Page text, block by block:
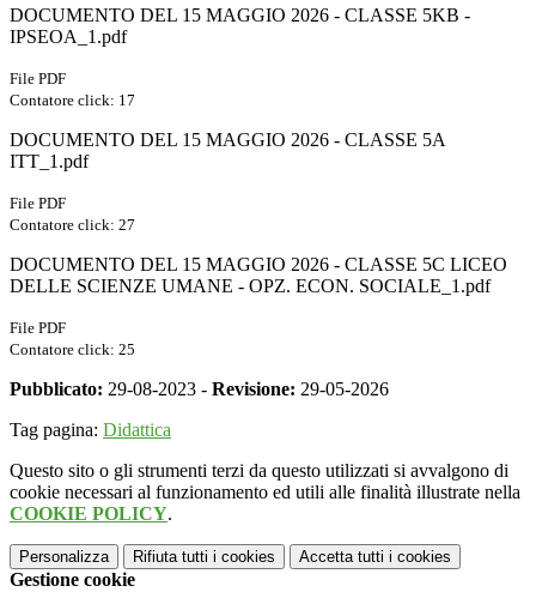
DOCUMENTO DEL 15 MAGGIO 2026 - CLASSE 5KB -
IPSEOA_1.pdf
File PDF
Contatore click: 17
DOCUMENTO DEL 15 MAGGIO 2026 - CLASSE 5A
ITT_1.pdf
File PDF
Contatore click: 27
DOCUMENTO DEL 15 MAGGIO 2026 - CLASSE 5C LICEO
DELLE SCIENZE UMANE - OPZ. ECON. SOCIALE_1.pdf
File PDF
Contatore click: 25
Pubblicato: 29-08-2023 - Revisione: 29-05-2026
Tag pagina: Didattica
Questo sito o gli strumenti terzi da questo utilizzati si avvalgono di
cookie necessari al funzionamento ed utili alle finalità illustrate nella
COOKIE POLICY.
Personalizza Rifiuta tutti i cookies Accetta tutti i cookies
Gestione cookie